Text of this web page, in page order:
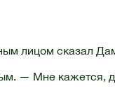
лицом сказал
— Мне кажется,